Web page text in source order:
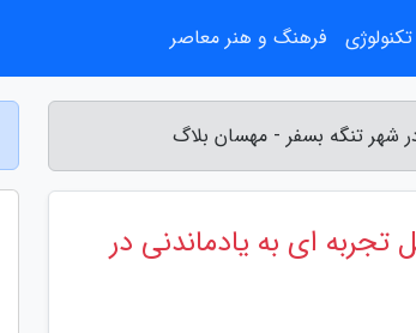
شهر تنگه بسفر - مهسان بلاگ
تجربه ای به یادماندنی در
تکنولوژی فرهنگ و هنر معاصر